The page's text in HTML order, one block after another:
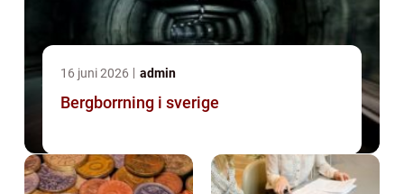
16 juni 2026 admin
Bergborrning i sverige